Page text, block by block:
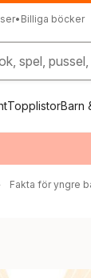
• Billiga böcker
spel,
TopplistorBarn
Fakta för yngre